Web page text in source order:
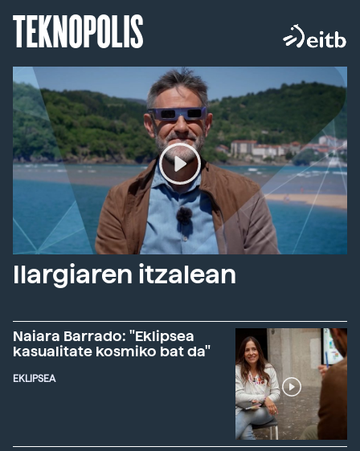
TEKNOPOLIS
Ilargiaren itzalean
Naiara Barrado: "Eklipsea
kasualitate kosmiko bat da"
EKLIPSEA